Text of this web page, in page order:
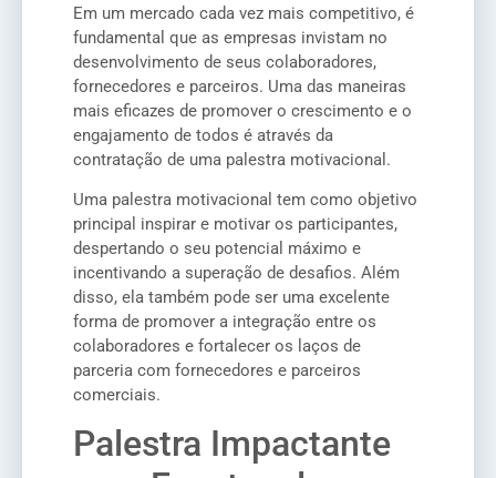
Em um mercado cada vez mais competitivo, é
fundamental que as empresas invistam no
desenvolvimento de seus colaboradores,
fornecedores e parceiros. Uma das maneiras
mais eficazes de promover o crescimento e o
engajamento de todos é através da
contratação de uma palestra motivacional.
Uma palestra motivacional tem como objetivo
principal inspirar e motivar os participantes,
despertando o seu potencial máximo e
incentivando a superação de desafios. Além
disso, ela também pode ser uma excelente
forma de promover a integração entre os
colaboradores e fortalecer os laços de
parceria com fornecedores e parceiros
comerciais.
Palestra Impactante